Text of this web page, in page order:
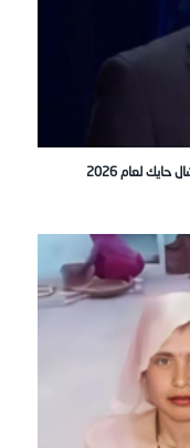
لعام 2026